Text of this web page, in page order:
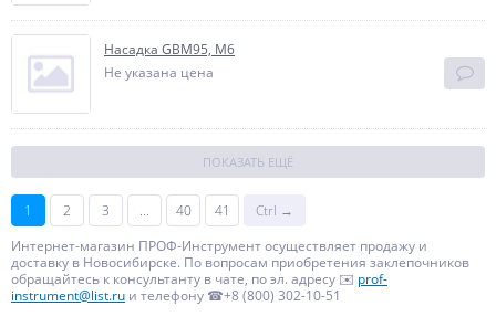
Насадка GBM95, М6
Не указана цена
ПОКАЗАТЬ ЕЩЁ
1 2 3 ... 40 41
Ctrl →
Интернет-магазин ПРОФ-Инструмент осуществляет продажу и
доставку в Новосибирске. По вопросам приобретения заклепочников
обращайтесь к консультанту в чате, по эл. адресу ✉️ prof-
instrument@list.ru и телефону ☎+8 (800) 302-10-51